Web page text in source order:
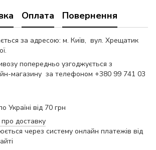
Оплата Повернення
за адресою: м. Київ, вул. Хрещатик
попередньо узгоджується з
магазину за телефоном +380 99 741 03
від 70 грн
про доставку
через систему онлайн платежів від